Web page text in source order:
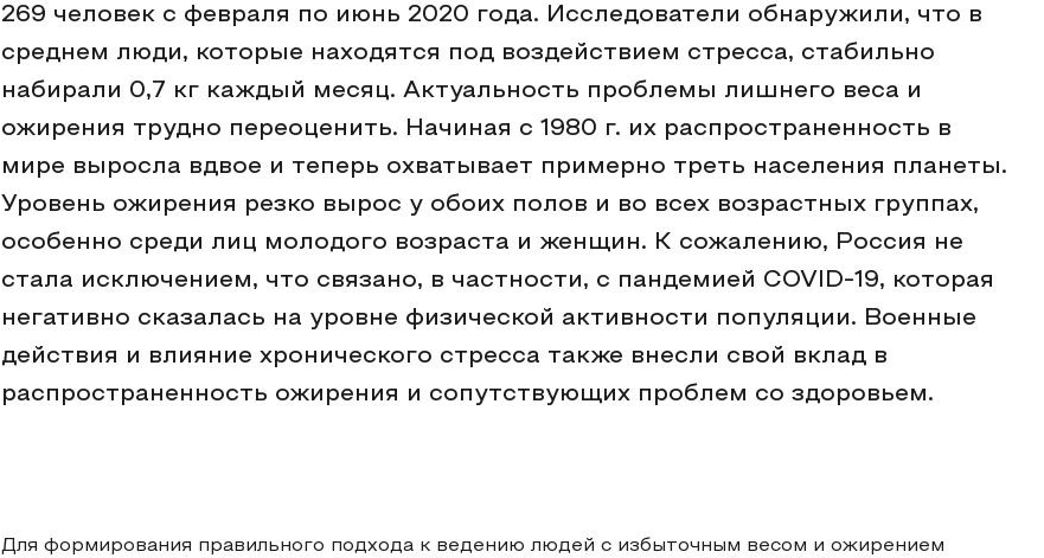
269 человек с февраля по июнь 2020 года. Исследователи обнаружили, что в
среднем люди, которые находятся под воздействием стресса, стабильно
набирали 0,7 кг каждый месяц. Актуальность проблемы лишнего веса и
ожирения трудно переоценить. Начиная с 1980 г. их распространенность в
мире выросла вдвое и теперь охватывает примерно треть населения планеты.
Уровень ожирения резко вырос у обоих полов и во всех возрастных группах,
особенно среди лиц молодого возраста и женщин. К сожалению, Россия не
стала исключением, что связано, в частности, с пандемией COVID-19, которая
негативно сказалась на уровне физической активности популяции. Военные
действия и влияние хронического стресса также внесли свой вклад в
распространенность ожирения и сопутствующих проблем со здоровьем.
Для формирования правильного подхода к ведению людей с избыточным весом и ожирением